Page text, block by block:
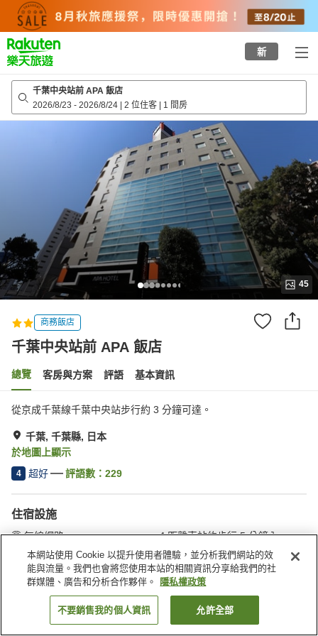
top
page
新
千葉中央站前 APA 飯店
2026/8/23 - 2026/8/24 | 2 位住客 | 1 間房
45
商務飯店
千葉中央站前 APA 飯店
總覽 客房與方案 評語 基本資訊
從京成千葉線千葉中央站步行約 3 分鐘可達。
千葉, 千葉縣, 日本
於地圖上顯示
4 超好 評語數： 229
住宿設施
無線網路
距離車站約步行 5 分鐘內
餐廳
自動販賣機
首頁 日本 千葉縣 千葉 千葉中央站前 APA 飯店
找客房
本網站使用 Cookie 以提升使用者體驗，並分析我們網站的效
能與流量。我們也會將您使用本站的相關資訊分享給我們的社
群媒體、廣告和分析合作夥伴。
隱私權政策
不要銷售我的個人資訊 允許全部